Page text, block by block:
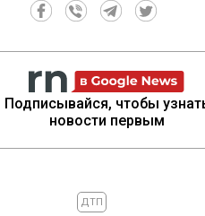
Подписывайся, чтобы
новости первым
ДТП